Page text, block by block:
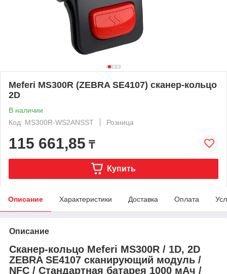
Meferi MS300R (ZEBRA SE4107) сканер-кольцо
2D
В наличии
Код: MS300R-WS2ANSST
Розница
115 661,85 ₸
Купить
Описание Характеристики Доставка Оплата
Описание
Сканер-кольцо Meferi MS300R / 1D, 2D
ZEBRA SE4107 сканирующий модуль /
NFC / Стандартная батарея 1000 мАч /